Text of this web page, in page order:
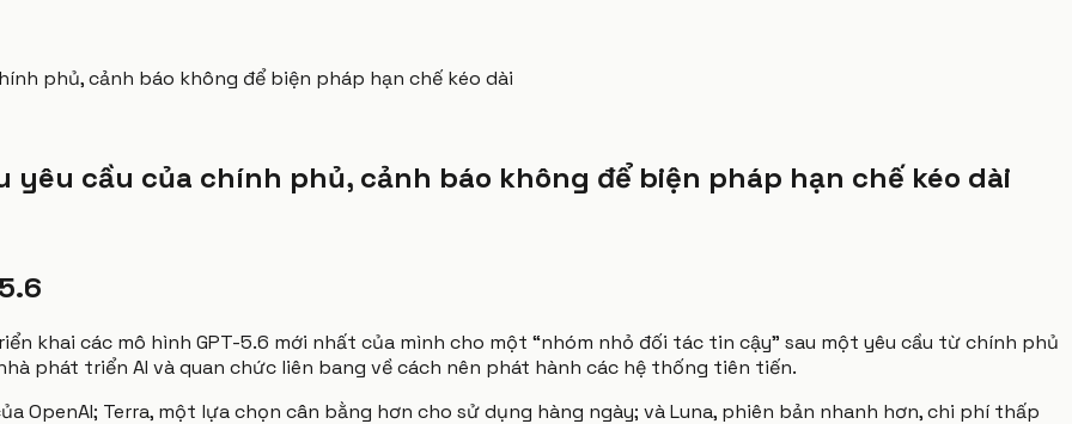
phủ, cảnh báo không để biện pháp hạn chế kéo dài
yêu cầu của chính phủ, cảnh báo không để biện pháp hạn chế kéo dài
khai các mô hình GPT-5.6 mới nhất của mình cho một “nhóm nhỏ đối tác tin cậy” sau một yêu cầu từ chính phủ
phát triển AI và quan chức liên bang về cách nên phát hành các hệ thống tiên tiến.
OpenAI; Terra, một lựa chọn cân bằng hơn cho sử dụng hàng ngày; và Luna, phiên bản nhanh hơn, chi phí thấp